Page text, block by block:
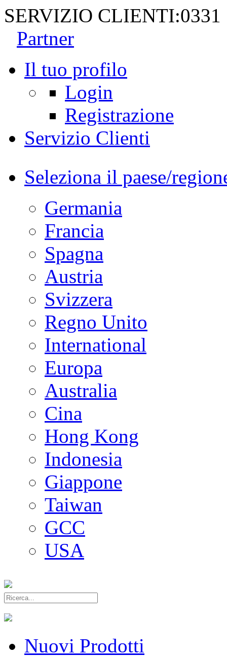
SERVIZIO CLIENTI:0331
Partner
Il tuo profilo
Login
Registrazione
Servizio Clienti
Seleziona il paese/
Germania
Francia
Spagna
Austria
Svizzera
Regno Unito
International
Europa
Australia
Cina
Hong Kong
Indonesia
Giappone
Taiwan
GCC
USA
Nuovi Prodotti